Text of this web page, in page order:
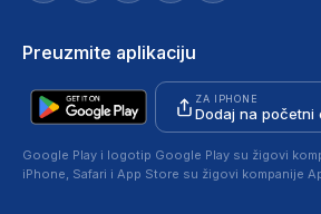
Preuzmite aplikaciju
ZA IPHONE
Dodaj na početni
Google Play i logotip Google Play su žigovi
iPhone, Safari i App Store su žigovi kompanije